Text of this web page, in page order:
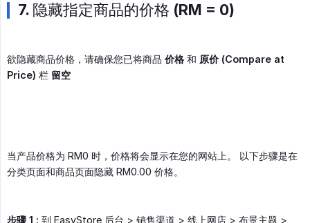
7. 隐藏指定商品的价格 (RM = 0)
欲隐藏商品价格，请确保您已将商品 价格 和 原价 (Compare at
Price) 栏 留空
当产品价格为 RM0 时，价格将会显示在您的网站上。 以下步骤是在
分类页面和商品页面隐藏 RM0.00 价格。
步骤 1 : 到 EasyStore 后台 > 销售渠道 > 线上网店 > 布景主题 >